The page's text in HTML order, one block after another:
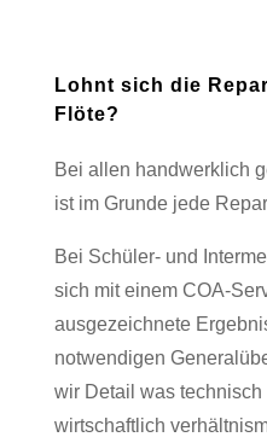
Lohnt sich die
Flöte?
Bei allen handwerklich
ist im Grunde jede
Bei Schüler- und
sich mit einem COA-
ausgezeichnete
notwendigen
wir Detail was
wirtschaftlich